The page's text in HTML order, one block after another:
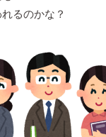
るのかな？